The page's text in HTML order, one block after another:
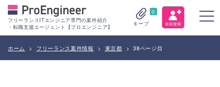
フリーランスITエンジニア専門の案件紹介
・転職支援エージェント【プロエンジニア】
0
キープ
ホーム > フリーランス案件情報 > 東京都 > 38ページ目